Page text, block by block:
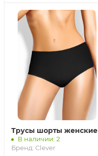
Трусы шорты женские
В наличии: 2
Бренд: Clever